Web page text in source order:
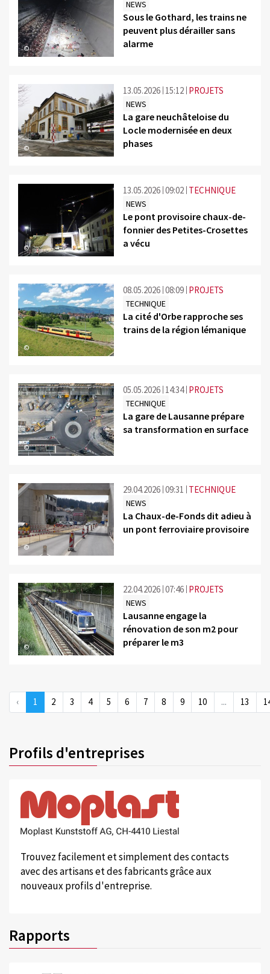
©
NEWS
Sous le Gothard, les trains ne
peuvent plus dérailler sans
alarme
©
13.05.2026 15:12 PROJETS
NEWS
La gare neuchâteloise du
Locle modernisée en deux
phases
©
13.05.2026 09:02 TECHNIQUE
NEWS
Le pont provisoire chaux-de-
fonnier des Petites-Crosettes
a vécu
©
08.05.2026 08:09 PROJETS
TECHNIQUE
La cité d'Orbe rapproche ses
trains de la région lémanique
©
05.05.2026 14:34 PROJETS
TECHNIQUE
La gare de Lausanne prépare
sa transformation en surface
©
29.04.2026 09:31 TECHNIQUE
NEWS
La Chaux-de-Fonds dit adieu à
un pont ferroviaire provisoire
©
22.04.2026 07:46 PROJETS
NEWS
Lausanne engage la
rénovation de son m2 pour
préparer le m3
‹ 1 2 3 4 5 6 7 8 9 10 ... 13
Profils d'entreprises
Trouvez facilement et simplement des contacts
avec des artisans et des fabricants grâce aux
nouveaux profils d'entreprise.
Rapports